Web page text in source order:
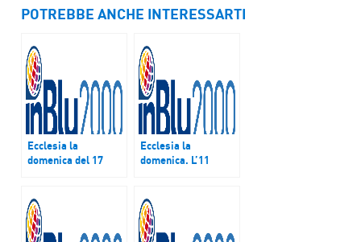
POTREBBE ANCHE INTERESSARTI
Ecclesia la
domenica del 17
Ecclesia la
domenica. L’11
scuola-lavoro nelle
realtà diocesane